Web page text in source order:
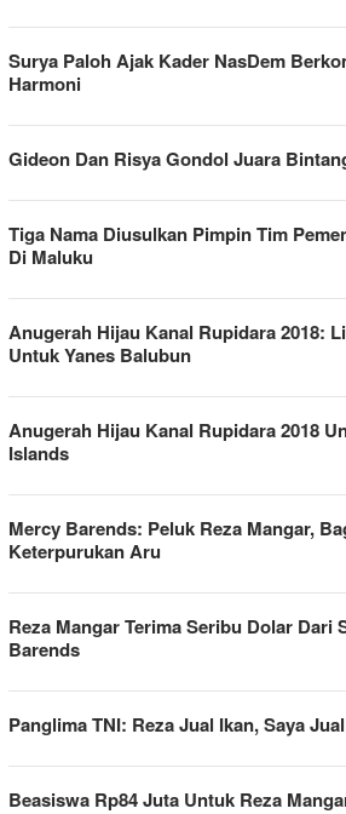
Surya Paloh Ajak Kader NasDem
Harmoni
Gideon Dan Risya Gondol Juara
Tiga Nama Diusulkan Pimpin Tim
Di Maluku
Anugerah Hijau Kanal Rupidara 2018:
Untuk Yanes Balubun
Anugerah Hijau Kanal Rupidara 2018
Islands
Mercy Barends: Peluk Reza Mangar,
Keterpurukan Aru
Reza Mangar Terima Seribu Dolar Dari
Barends
Panglima TNI: Reza Jual Ikan, Saya
Beasiswa Rp84 Juta Untuk Reza